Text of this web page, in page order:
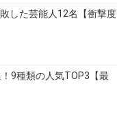
した芸能人12名【衝撃度
9種類の人気TOP3【最